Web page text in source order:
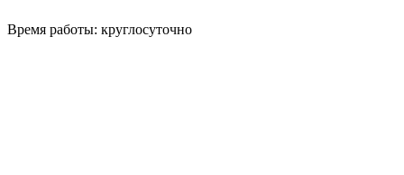
Время работы: круглосуточно